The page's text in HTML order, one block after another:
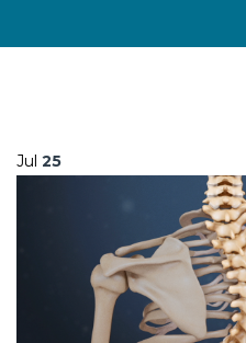
Jul 25